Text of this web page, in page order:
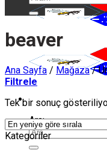
Ara:
beaver
Ana Sayfa / Mağaza /
Filtrele
Tek bir sonuç
Kategoriler